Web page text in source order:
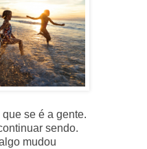
se é a gente.
sendo.
mudou